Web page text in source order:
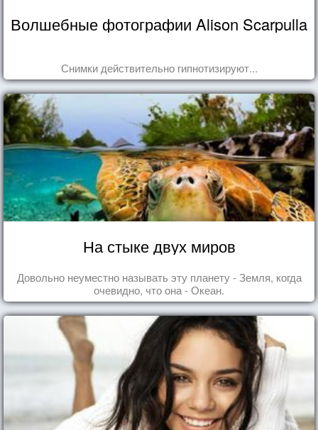
Волшебные фотографии Alison Scarpulla
Снимки действительно гипнотизируют...
На стыке двух миров
Довольно неуместно называть эту планету - Земля, когда
очевидно, что она - Океан.